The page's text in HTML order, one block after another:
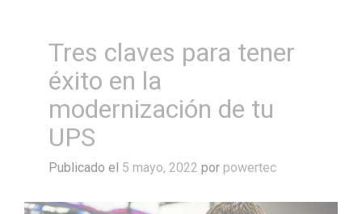
Tres claves para tener
éxito en la
modernización de tu
UPS
Publicado el 5 mayo, 2022 por powertec